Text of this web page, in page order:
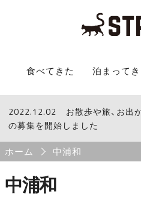
STROLL Menu
食べてきた 泊まってき
STROLLからのお知らせ
2022.12.02
お散歩や旅、お出
の募集を開始しました
Breadcrumb
ホーム 中浦和
中浦和